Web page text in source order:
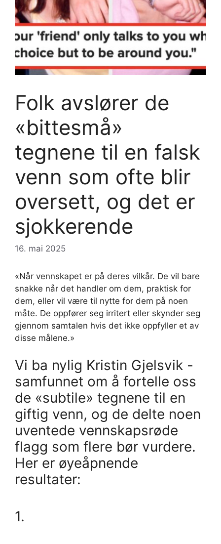
Folk avslører de
«bittesmå»
tegnene til en falsk
venn som ofte blir
oversett, og det er
sjokkerende
16. mai 2025
«Når vennskapet er på deres vilkår. De vil bare
snakke når det handler om dem, praktisk for
dem, eller vil være til nytte for dem på noen
måte. De oppfører seg irritert eller skynder seg
gjennom samtalen hvis det ikke oppfyller et av
disse målene.»
Vi ba nylig Kristin Gjelsvik -
samfunnet om å fortelle oss
de «subtile» tegnene til en
giftig venn, og de delte noen
uventede vennskapsrøde
flagg som flere bør vurdere.
Her er øyeåpnende
resultater:
1.